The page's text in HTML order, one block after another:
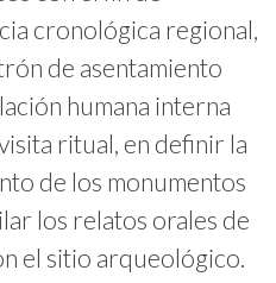
cronológica regional,
de asentamiento
humana interna
ritual, en definir la
de los monumentos
los relatos orales de
el sitio arqueológico.